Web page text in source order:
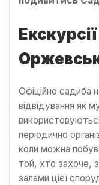
Офіційно садиба
відвідування як
періодично
коли можна
той, хто захоче,
залами цієї